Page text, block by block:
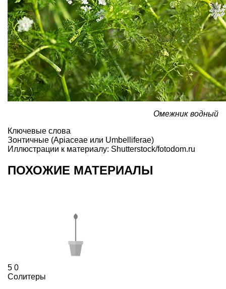
Омежник водный
Ключевые слова
Зонтичные (Apiaceae или Umbelliferae)
Иллюстрации к материалу: Shutterstock/fotodom.ru
ПОХОЖИЕ МАТЕРИАЛЫ
5 0
Солитеры